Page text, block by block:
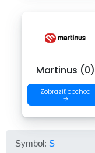
Martinus (0)
Zobraziť obchod
→
Symbol: S